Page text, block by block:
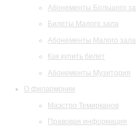
Абонементы Большого
Билеты Малого зала
Абонементы Малого зала
Как купить билет
Абонементы Музитория
О филармонии
Маэстро Темирканов
Правовая информация